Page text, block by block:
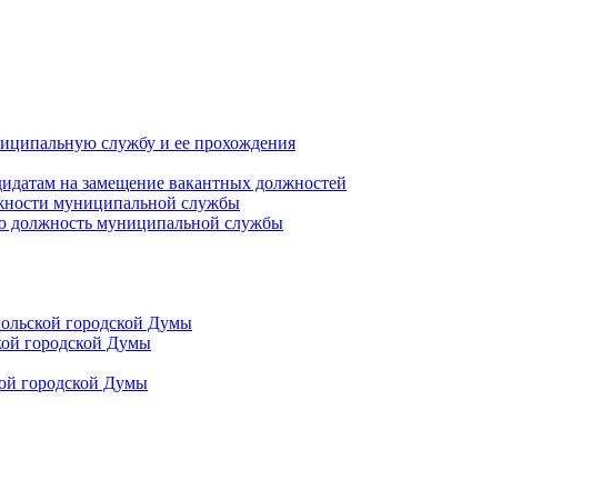
службу и ее прохождения
на замещение вакантных должностей
муниципальной службы
должность муниципальной службы
городской Думы
городской Думы
городской Думы